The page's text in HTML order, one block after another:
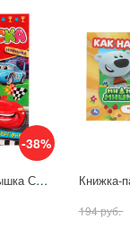
-38%
Раскраска-малышка Супергонки 16 заданий Умка 978-5-506-07751-0
194 руб.